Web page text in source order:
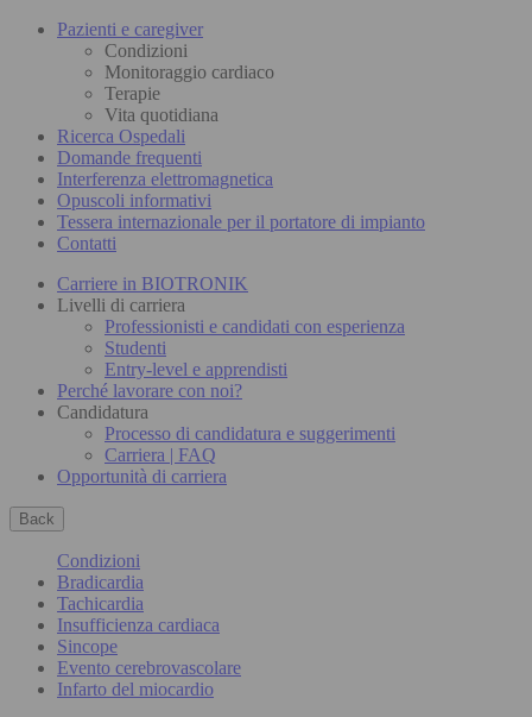
Pazienti e caregiver
Condizioni
Monitoraggio cardiaco
Terapie
Vita quotidiana
Ricerca Ospedali
Domande frequenti
Interferenza elettromagnetica
Opuscoli informativi
Tessera internazionale per il portatore di impianto
Contatti
Carriere in BIOTRONIK
Livelli di carriera
Professionisti e candidati con esperienza
Studenti
Entry-level e apprendisti
Perché lavorare con noi?
Candidatura
Processo di candidatura e suggerimenti
Carriera | FAQ
Opportunità di carriera
Back
Condizioni
Bradicardia
Tachicardia
Insufficienza cardiaca
Sincope
Evento cerebrovascolare
Infarto del miocardio